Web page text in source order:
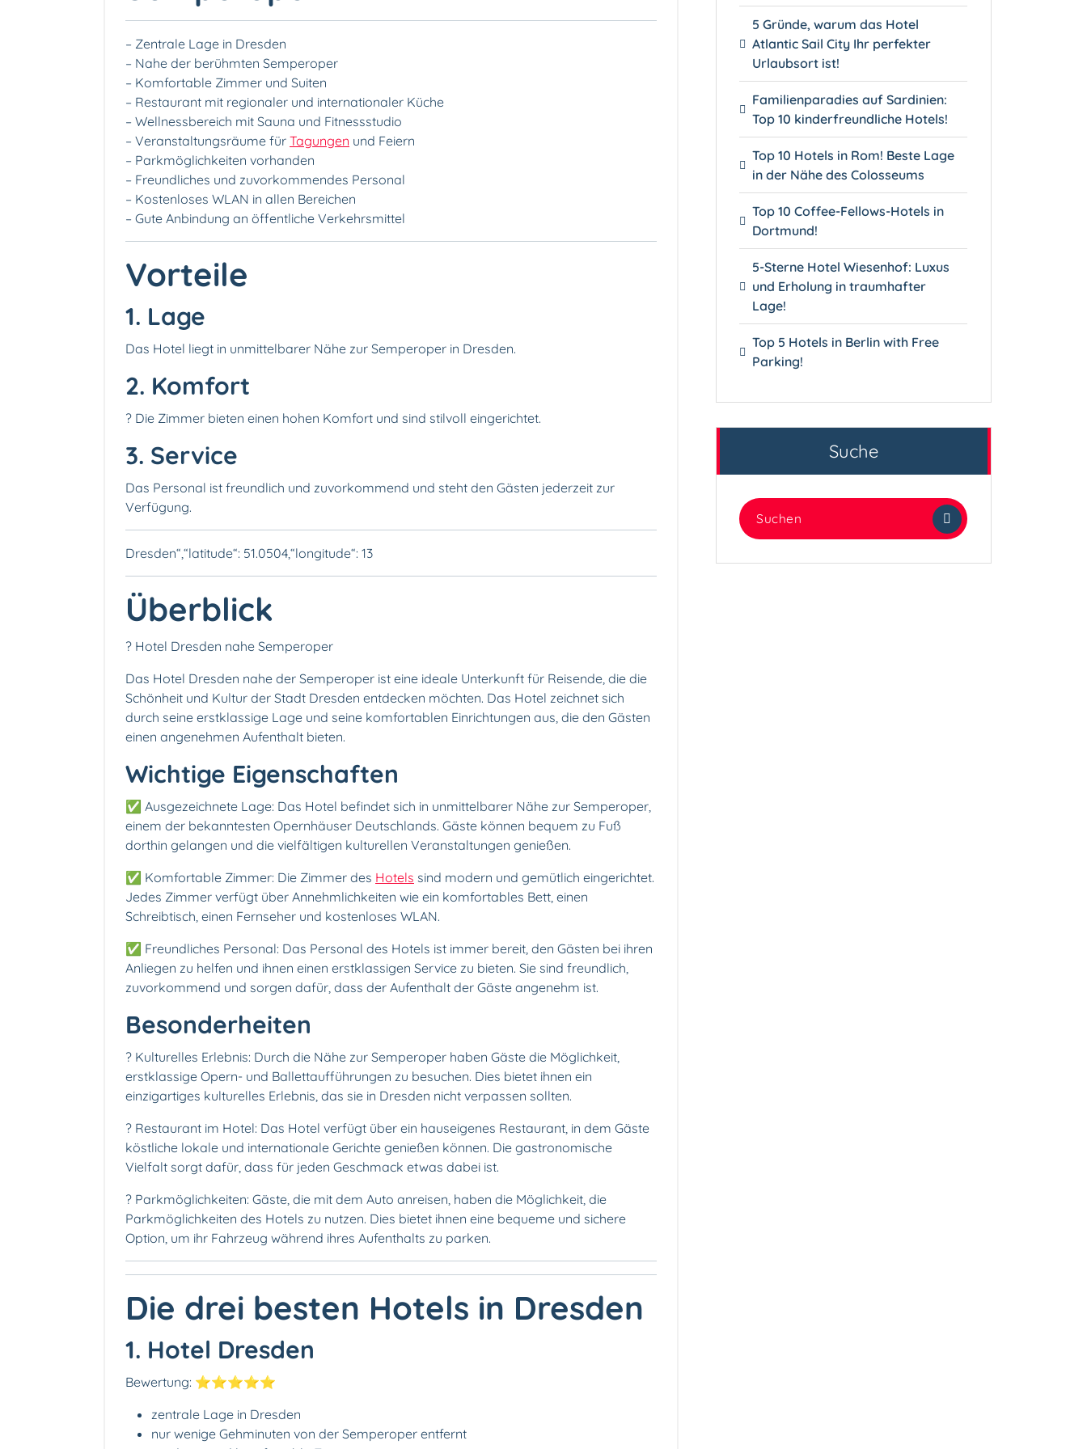
– Zentrale Lage in Dresden
– Nahe der berühmten Semperoper
– Komfortable Zimmer und Suiten
– Restaurant mit regionaler und internationaler Küche
– Wellnessbereich mit Sauna und Fitnessstudio
– Veranstaltungsräume für Tagungen und Feiern
– Parkmöglichkeiten vorhanden
– Freundliches und zuvorkommendes Personal
– Kostenloses WLAN in allen Bereichen
– Gute Anbindung an öffentliche Verkehrsmittel
Vorteile
1. Lage
Das Hotel liegt in unmittelbarer Nähe zur Semperoper in Dresden.
2. Komfort
?️ Die Zimmer bieten einen hohen Komfort und sind stilvoll eingerichtet.
3. Service
Das Personal ist freundlich und zuvorkommend und steht den Gästen jederzeit zur
Verfügung.
Dresden“,“latitude“: 51.0504,“longitude“: 13
Überblick
? Hotel Dresden nahe Semperoper
Das Hotel Dresden nahe der Semperoper ist eine ideale Unterkunft für Reisende, die die
Schönheit und Kultur der Stadt Dresden entdecken möchten. Das Hotel zeichnet sich
durch seine erstklassige Lage und seine komfortablen Einrichtungen aus, die den Gästen
einen angenehmen Aufenthalt bieten.
Wichtige Eigenschaften
✅ Ausgezeichnete Lage: Das Hotel befindet sich in unmittelbarer Nähe zur Semperoper,
einem der bekanntesten Opernhäuser Deutschlands. Gäste können bequem zu Fuß
dorthin gelangen und die vielfältigen kulturellen Veranstaltungen genießen.
✅ Komfortable Zimmer: Die Zimmer des Hotels sind modern und gemütlich eingerichtet.
Jedes Zimmer verfügt über Annehmlichkeiten wie ein komfortables Bett, einen
Schreibtisch, einen Fernseher und kostenloses WLAN.
✅ Freundliches Personal: Das Personal des Hotels ist immer bereit, den Gästen bei ihren
Anliegen zu helfen und ihnen einen erstklassigen Service zu bieten. Sie sind freundlich,
zuvorkommend und sorgen dafür, dass der Aufenthalt der Gäste angenehm ist.
Besonderheiten
? Kulturelles Erlebnis: Durch die Nähe zur Semperoper haben Gäste die Möglichkeit,
erstklassige Opern- und Ballettaufführungen zu besuchen. Dies bietet ihnen ein
einzigartiges kulturelles Erlebnis, das sie in Dresden nicht verpassen sollten.
?️ Restaurant im Hotel: Das Hotel verfügt über ein hauseigenes Restaurant, in dem Gäste
köstliche lokale und internationale Gerichte genießen können. Die gastronomische
Vielfalt sorgt dafür, dass für jeden Geschmack etwas dabei ist.
? Parkmöglichkeiten: Gäste, die mit dem Auto anreisen, haben die Möglichkeit, die
Parkmöglichkeiten des Hotels zu nutzen. Dies bietet ihnen eine bequeme und sichere
Option, um ihr Fahrzeug während ihres Aufenthalts zu parken.
Die drei besten Hotels in Dresden
1. Hotel Dresden
Bewertung: ⭐️⭐️⭐️⭐️⭐️
zentrale Lage in Dresden
nur wenige Gehminuten von der Semperoper entfernt
5 Gründe, warum das Hotel
Atlantic Sail City Ihr perfekter
Urlaubsort ist!
Familienparadies auf Sardinien:
Top 10 kinderfreundliche Hotels!
Top 10 Hotels in Rom! Beste Lage
in der Nähe des Colosseums
Top 10 Coffee-Fellows-Hotels in
Dortmund!
5-Sterne Hotel Wiesenhof: Luxus
und Erholung in traumhafter
Lage!
Top 5 Hotels in Berlin with Free
Parking!
Suche
Suchen
nach: